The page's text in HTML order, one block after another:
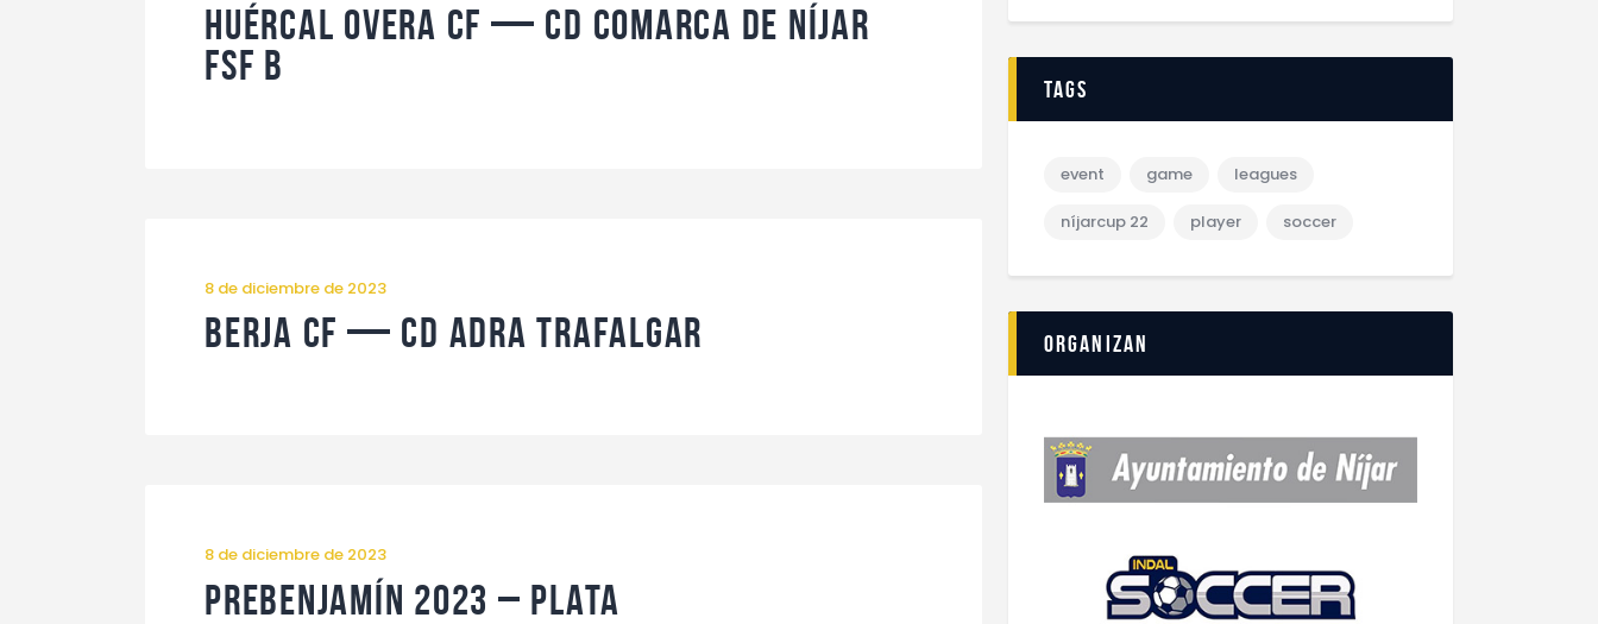
Huércal Overa CF — CD Comarca de Níjar
FSF B
8 de diciembre de 2023
Berja CF — CD Adra Trafalgar
8 de diciembre de 2023
Prebenjamín 2023 – Plata
tags
event game leagues
níjarcup 22 player soccer
Organizan